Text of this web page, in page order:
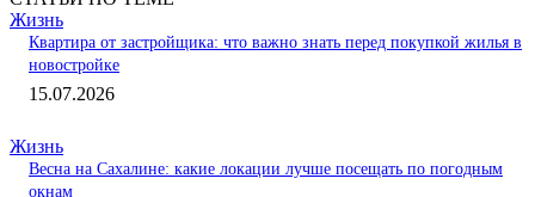
Жизнь
Квартира от застройщика: что важно знать перед покупкой жилья в
новостройке
15.07.2026
Жизнь
Весна на Сахалине: какие локации лучше посещать по погодным
окнам